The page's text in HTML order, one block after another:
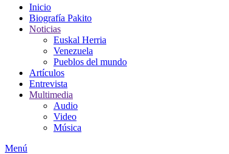
Inicio
Biografía Pakito
Noticias
Euskal Herria
Venezuela
Pueblos del mundo
Artículos
Entrevista
Multimedia
Audio
Video
Música
Menú